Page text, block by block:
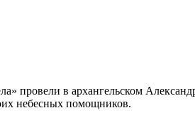
провели в архангельском
небесных помощников.